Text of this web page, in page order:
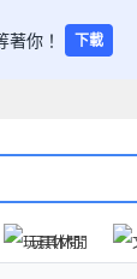
你！ 下載
玩具休閒